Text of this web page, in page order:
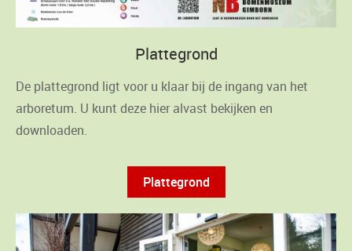
Plattegrond
De plattegrond ligt voor u klaar bij de ingang van het
arboretum. U kunt deze hier alvast bekijken en
downloaden.
Plattegrond